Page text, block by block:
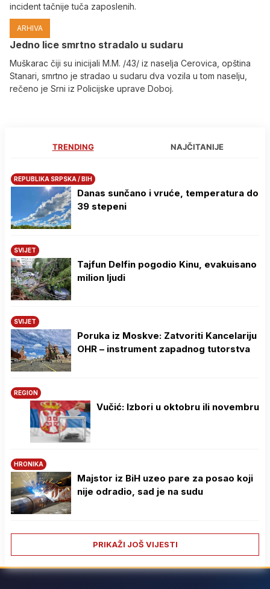
incident tačnije tuča zaposlenih.
ARHIVA
Јedno lice smrtno stradalo u sudaru
Muškarac čiji su inicijali M.M. /43/ iz naselja Cerovica, opština
Stanari, smrtno je stradao u sudaru dva vozila u tom naselju,
rečeno je Srni iz Policijske uprave Doboj.
TRENDING NAJČITANIJE
REPUBLIKA SRPSKA / BIH
Danas sunčano i vruće, temperatura do
39 stepeni
SVIJET
Tajfun Delfin pogodio Kinu, evakuisano
milion ljudi
SVIJET
Poruka iz Moskve: Zatvoriti Kancelariju
OHR – instrument zapadnog tutorstva
REGION
Vučić: Izbori u oktobru ili novembru
HRONIKA
Majstor iz BiH uzeo pare za posao koji
nije odradio, sad je na sudu
PRIKAŽI JOŠ VIJESTI